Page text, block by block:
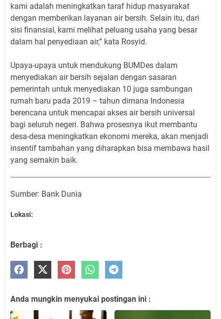
kami adalah meningkatkan taraf hidup masyarakat
dengan memberikan layanan air bersih. Selain itu, dari
sisi finansial, kami melihat peluang usaha yang besar
dalam hal penyediaan air,” kata Rosyid.
Upaya-upaya untuk mendukung BUMDes dalam
menyediakan air bersih sejalan dengan sasaran
pemerintah untuk menyediakan 10 juga sambungan
rumah baru pada 2019 – tahun dimana Indonesia
berencana untuk mencapai akses air bersih universal
bagi seluruh negeri. Bahwa prosesnya ikut membantu
desa-desa meningkatkan ekonomi mereka, akan menjadi
insentif tambahan yang diharapkan bisa membawa hasil
yang semakin baik.
Sumber: Bank Dunia
Lokasi:
Berbagi :
Anda mungkin menyukai postingan ini :